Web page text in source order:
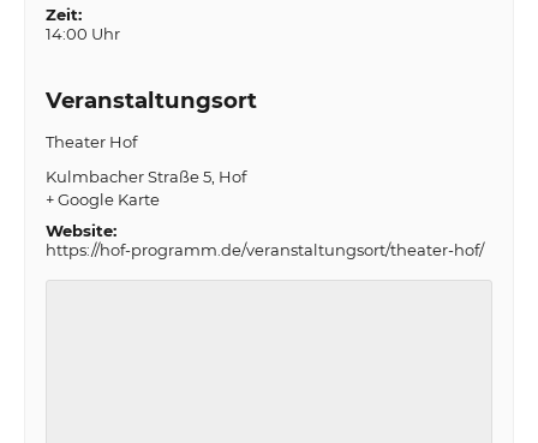
Zeit:
14:00 Uhr
Veranstaltungsort
Theater Hof
Kulmbacher Straße 5 Hof
+ Google Karte
Website:
https://hof-programm.de/veranstaltungsort/theater-hof/